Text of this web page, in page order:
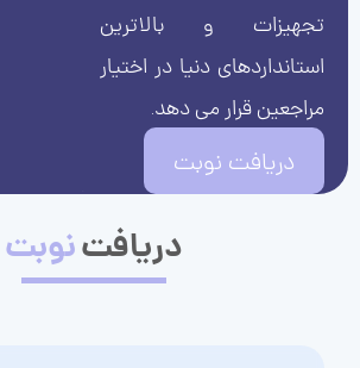
تجهیزات و بالاترین
استانداردهای دنیا در اختیار
مراجعین قرار می دهد.
دریافت نوبت
دریافتنوبت